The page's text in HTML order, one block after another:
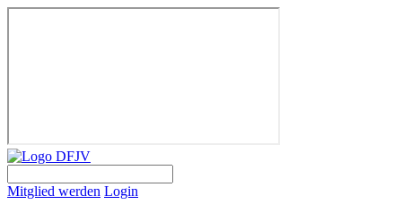
Mitglied werden Login